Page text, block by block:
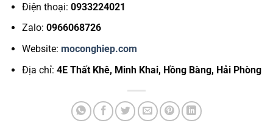
Điện thoại: 0933224021
Zalo: 0966068726
Website: moconghiep.com
Địa chỉ: 4E Thất Khê, Minh Khai, Hồng Bàng, Hải Phòng